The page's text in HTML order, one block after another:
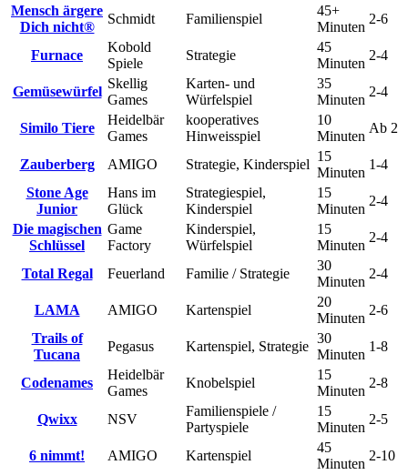
Mensch ärgere
Dich nicht®
Schmidt Familienspiel
45+
Minuten
2-6
Furnace
Kobold
Spiele
Strategie
45
Minuten
2-4
Gemüsewürfel
Skellig
Games
Karten- und
Würfelspiel
35
Minuten
2-4
Similo Tiere
Heidelbär
Games
kooperatives
Hinweisspiel
10
Minuten
Ab 2
Zauberberg AMIGO Strategie, Kinderspiel
15
Minuten
1-4
Stone Age
Junior
Hans im
Glück
Strategiespiel,
Kinderspiel
15
Minuten
2-4
Die magischen
Schlüssel
Game
Factory
Kinderspiel,
Würfelspiel
15
Minuten
2-4
Total Regal Feuerland Familie / Strategie
30
Minuten
2-4
LAMA AMIGO Kartenspiel
20
Minuten
2-6
Trails of
Tucana
Pegasus Kartenspiel, Strategie
30
Minuten
1-8
Codenames
Heidelbär
Games
Knobelspiel
15
Minuten
2-8
Qwixx NSV
Familienspiele /
Partyspiele
15
Minuten
2-5
6 nimmt! AMIGO Kartenspiel
45
Minuten
2-10